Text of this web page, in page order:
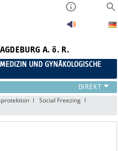
A. ö. R.
UND GYNÄKOLOGISCHE
Social Freezing